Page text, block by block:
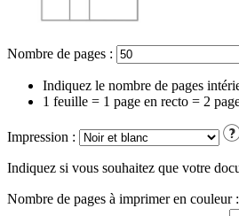
Nombre de pages :
Indiquez le nombre de pages
1 feuille = 1 page en recto = 2
Impression :
Indiquez si vous souhaitez que votre
Nombre de pages à imprimer en couleur :